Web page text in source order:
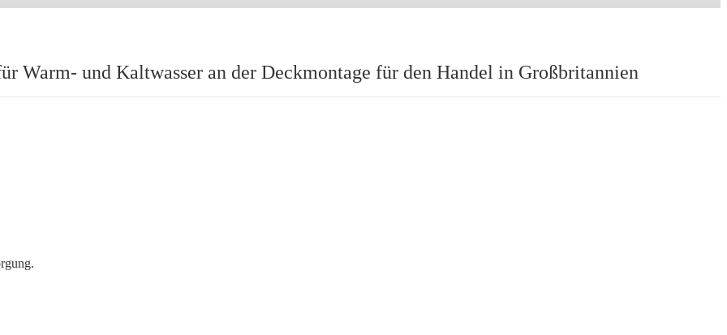
Warm- und Kaltwasser an der Deckmontage für den Handel in Großbritannien